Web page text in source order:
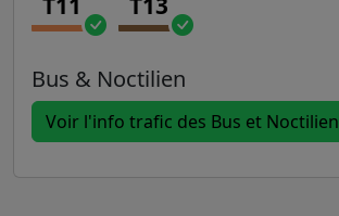
Bus & Noctilien
Voir l'info trafic des Bus et Noctilien